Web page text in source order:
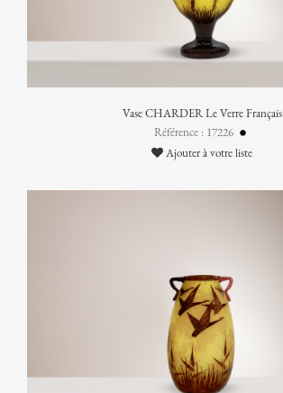
Vase CHARDER Le Verre Français
Référence : 17226
Ajouter à votre liste